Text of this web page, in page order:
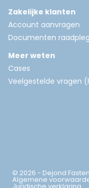
Zakelijke klanten
Account aanvragen
Documenten
Meer weten
Cases
Veelgestelde vragen
© 2026 - Dejond
Algemene